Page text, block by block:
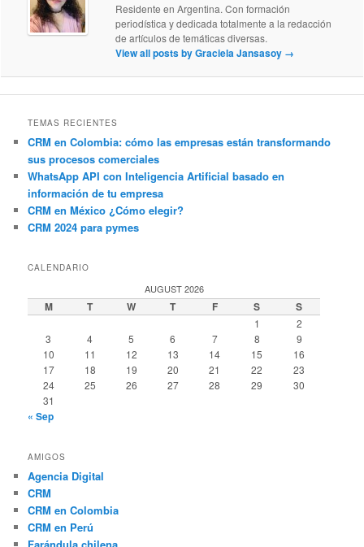
Residente en Argentina. Con formación
periodística y dedicada totalmente a la redacción
de artículos de temáticas diversas.
View all posts by Graciela Jansasoy →
TEMAS RECIENTES
CRM en Colombia: cómo las empresas están transformando
sus procesos comerciales
WhatsApp API con Inteligencia Artificial basado en
información de tu empresa
CRM en México ¿Cómo elegir?
CRM 2024 para pymes
CALENDARIO
AUGUST 2026
M T W T F S S
1
2
3
4 5 6 7 8
9
10
11 12 13 14 15
16
17
18 19 20 21 22
23
24
25 26 27 28 29
30
31
« Sep
AMIGOS
Agencia Digital
CRM
CRM en Colombia
CRM en Perú